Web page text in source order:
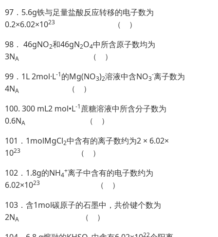
97．5.6g铁与足量盐酸反应转移的电子数为
0.2×6.02×1023
（ ）
98． 46gNO2和46gN2O4中所含原子数均为
3NA
（ ）
99．1L 2mol·L-1的Mg(NO3)2溶液中含NO3
-离子数为
4NA
（ ）
100. 300 mL2 mol•L-1蔗糖溶液中所含分子数为
0.6NA
（ ）
101．1molMgCl2中含有的离子数约为2 × 6.02×
1023
（ ）
102．1.8g的NH4
+离子中含有的电子数约为
6.02×1023
（ ）
103．含1mol碳原子的石墨中，共价键个数为
2NA
（ ）
22